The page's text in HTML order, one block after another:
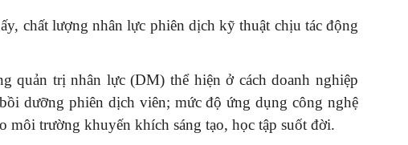
chất lượng nhân lực phiên dịch kỹ thuật chịu tác động
quản trị nhân lực (DM) thể hiện ở cách doanh nghiệp
dưỡng phiên dịch viên; mức độ ứng dụng công nghệ
môi trường khuyến khích sáng tạo, học tập suốt đời.
Quản trị nhân tài – Từ lý thuyết
đến thực tiễn
08/12/2025